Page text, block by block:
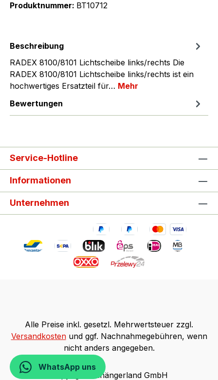
Produktnummer: BT10712
Beschreibung
RADEX 8100/8101 Lichtscheibe links/rechts Die
RADEX 8100/8101 Lichtscheibe links/rechts ist ein
hochwertiges Ersatzteil für… Mehr
Bewertungen
Service-Hotline
Informationen
Unternehmen
Alle Preise inkl. gesetzl. Mehrwertsteuer zzgl.
Versandkostenund ggf. Nachnahmegebühren, wenn
nicht anders angegeben.
Copyright Anhängerland GmbH
WhatsApp uns